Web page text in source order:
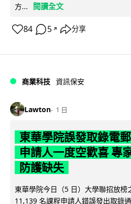
方...
閱讀全文
84 5 ↗ 分享
商業科技 資訊保安
Lawton 1 日
東華學院誤發取錄電
申請人一度空歡喜 專
防護缺失
東華學院今日（5 日）大學聯招放榜
11,139 名課程申請人錯誤發出取錄